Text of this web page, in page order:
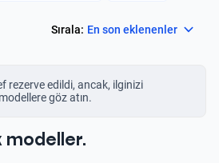
Sırala: En son eklenenler
rezerve edildi, ancak, ilginizi
göz atın.
modeller.